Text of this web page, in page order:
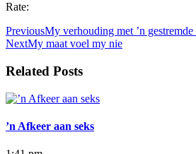
Rate:
PreviousMy verhouding met ’n gestremde
NextMy maat voel my nie
Related Posts
’n Afkeer aan seks